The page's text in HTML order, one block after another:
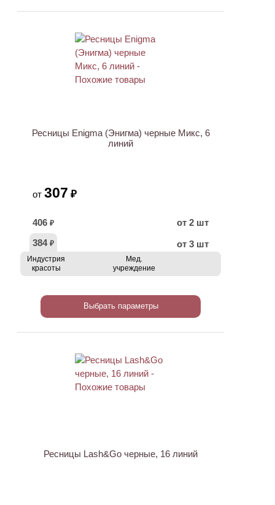
Ресницы Enigma (Энигма) черные Микс, 6
линий
от 307 ₽
406 ₽
от 2 шт
384 ₽ от 3 шт
Индустрия
красоты
Мед.
учреждение
Выбрать параметры
Ресницы Lash&Go черные, 16 линий